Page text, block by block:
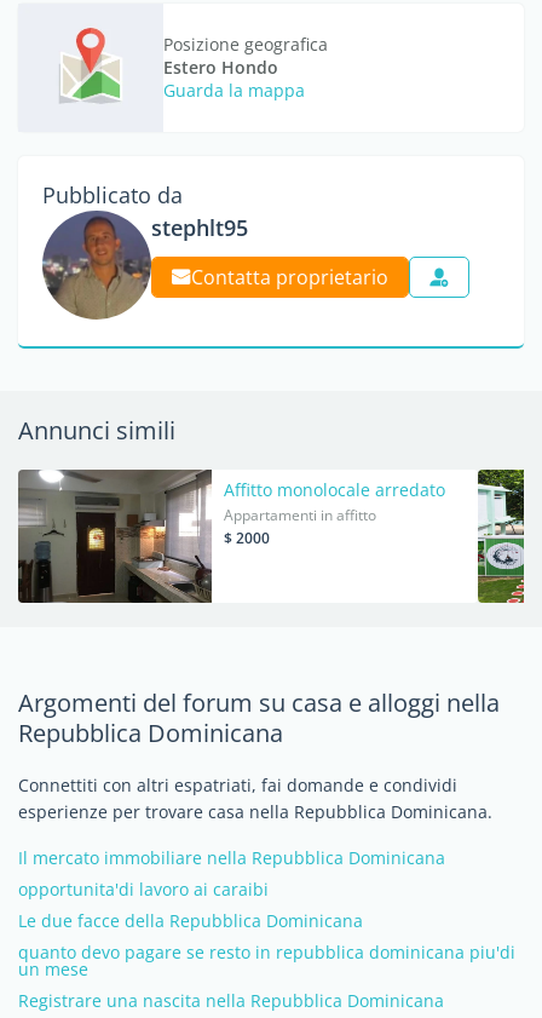
Posizione geografica
Estero Hondo
Guarda la mappa
Pubblicato da
stephlt95
Contatta proprietario
Annunci simili
Affitto monolocale arredato
Appartamenti in affitto
$ 2000
Argomenti del forum su casa e alloggi nella
Repubblica Dominicana
Connettiti con altri espatriati, fai domande e condividi
esperienze per trovare casa nella Repubblica Dominicana.
Il mercato immobiliare nella Repubblica Dominicana
opportunita'di lavoro ai caraibi
Le due facce della Repubblica Dominicana
quanto devo pagare se resto in repubblica dominicana piu'di
un mese
Registrare una nascita nella Repubblica Dominicana